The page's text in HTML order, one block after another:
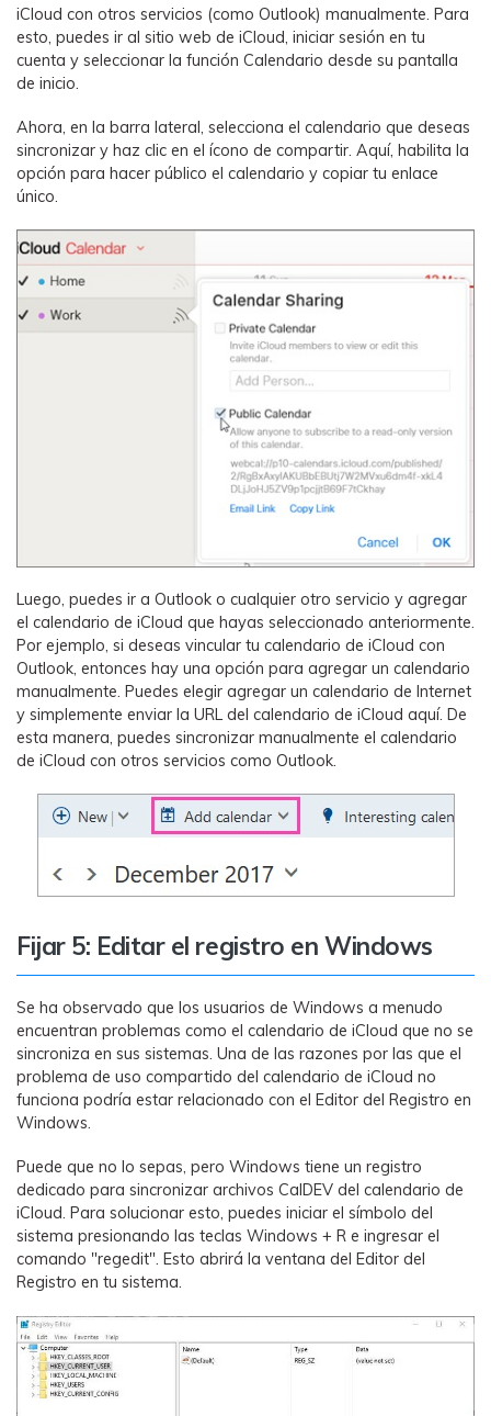
iCloud con otros servicios (como Outlook) manualmente. Para
esto, puedes ir al sitio web de iCloud, iniciar sesión en tu
cuenta y seleccionar la función Calendario desde su pantalla
de inicio.
Ahora, en la barra lateral, selecciona el calendario que deseas
sincronizar y haz clic en el ícono de compartir. Aquí, habilita la
opción para hacer público el calendario y copiar tu enlace
único.
Luego, puedes ir a Outlook o cualquier otro servicio y agregar
el calendario de iCloud que hayas seleccionado anteriormente.
Por ejemplo, si deseas vincular tu calendario de iCloud con
Outlook, entonces hay una opción para agregar un calendario
manualmente. Puedes elegir agregar un calendario de Internet
y simplemente enviar la URL del calendario de iCloud aquí. De
esta manera, puedes sincronizar manualmente el calendario
de iCloud con otros servicios como Outlook.
Fijar 5: Editar el registro en Windows
Se ha observado que los usuarios de Windows a menudo
encuentran problemas como el calendario de iCloud que no se
sincroniza en sus sistemas. Una de las razones por las que el
problema de uso compartido del calendario de iCloud no
funciona podría estar relacionado con el Editor del Registro en
Windows.
Puede que no lo sepas, pero Windows tiene un registro
dedicado para sincronizar archivos CalDEV del calendario de
iCloud. Para solucionar esto, puedes iniciar el símbolo del
sistema presionando las teclas Windows + R e ingresar el
comando "regedit". Esto abrirá la ventana del Editor del
Registro en tu sistema.